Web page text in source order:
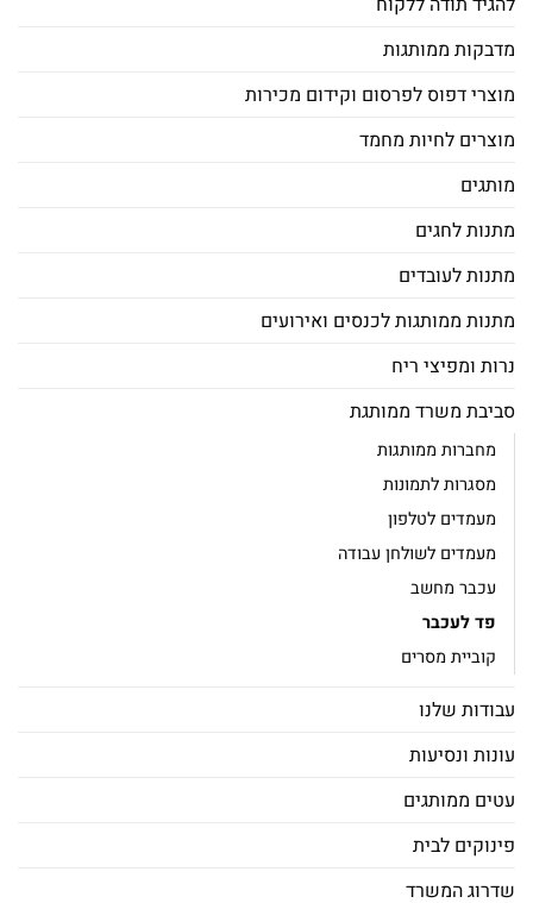
להגיד תודה ללקוח
מדבקות ממותגות
מוצרי דפוס לפרסום וקידום מכירות
מוצרים לחיות מחמד
מותגים
מתנות לחגים
מתנות לעובדים
מתנות ממותגות לכנסים ואירועים
נרות ומפיצי ריח
סביבת משרד ממותגת
מחברות ממותגות
מסגרות לתמונות
מעמדים לטלפון
מעמדים לשולחן עבודה
עכבר מחשב
פד לעכבר
קוביית מסרים
עבודות שלנו
עונות ונסיעות
עטים ממותגים
פינוקים לבית
שדרוג המשרד